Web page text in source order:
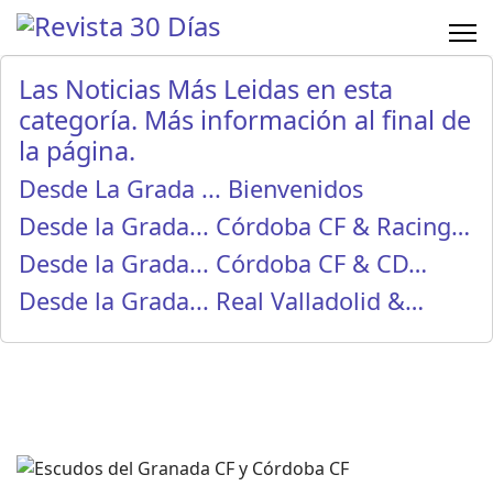
Las Noticias Más Leidas en esta
categoría. Más información al final de
la página.
Desde La Grada ... Bienvenidos
Desde la Grada... Córdoba CF & Racing…
Desde la Grada... Córdoba CF & CD…
Desde la Grada... Real Valladolid &…